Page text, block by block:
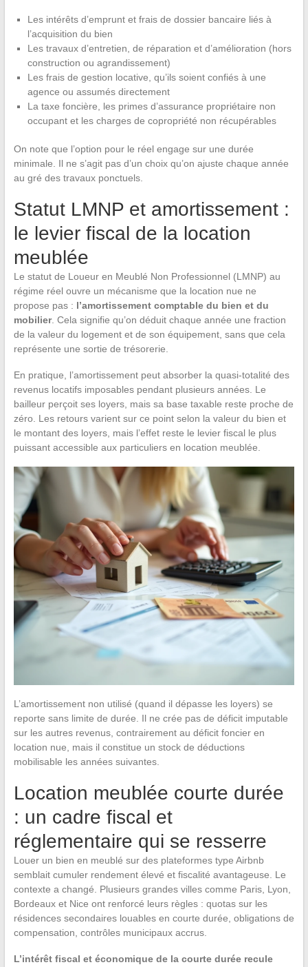
Les intérêts d’emprunt et frais de dossier bancaire liés à
l’acquisition du bien
Les travaux d’entretien, de réparation et d’amélioration (hors
construction ou agrandissement)
Les frais de gestion locative, qu’ils soient confiés à une
agence ou assumés directement
La taxe foncière, les primes d’assurance propriétaire non
occupant et les charges de copropriété non récupérables
On note que l’option pour le réel engage sur une durée
minimale. Il ne s’agit pas d’un choix qu’on ajuste chaque année
au gré des travaux ponctuels.
Statut LMNP et amortissement :
le levier fiscal de la location
meublée
Le statut de Loueur en Meublé Non Professionnel (LMNP) au
régime réel ouvre un mécanisme que la location nue ne
propose pas : l’amortissement comptable du bien et du
mobilier. Cela signifie qu’on déduit chaque année une fraction
de la valeur du logement et de son équipement, sans que cela
représente une sortie de trésorerie.
En pratique, l’amortissement peut absorber la quasi-totalité des
revenus locatifs imposables pendant plusieurs années. Le
bailleur perçoit ses loyers, mais sa base taxable reste proche de
zéro. Les retours varient sur ce point selon la valeur du bien et
le montant des loyers, mais l’effet reste le levier fiscal le plus
puissant accessible aux particuliers en location meublée.
L’amortissement non utilisé (quand il dépasse les loyers) se
reporte sans limite de durée. Il ne crée pas de déficit imputable
sur les autres revenus, contrairement au déficit foncier en
location nue, mais il constitue un stock de déductions
mobilisable les années suivantes.
Location meublée courte durée
: un cadre fiscal et
réglementaire qui se resserre
Louer un bien en meublé sur des plateformes type Airbnb
semblait cumuler rendement élevé et fiscalité avantageuse. Le
contexte a changé. Plusieurs grandes villes comme Paris, Lyon,
Bordeaux et Nice ont renforcé leurs règles : quotas sur les
résidences secondaires louables en courte durée, obligations de
compensation, contrôles municipaux accrus.
L’intérêt fiscal et économique de la courte durée recule